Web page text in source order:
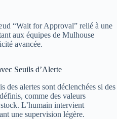
“Wait for Approval” relié à une
aux équipes de Mulhouse
avancée.
Seuils d’Alerte
alertes sont déclenchées si des
comme des valeurs
L’humain intervient
une supervision légère.